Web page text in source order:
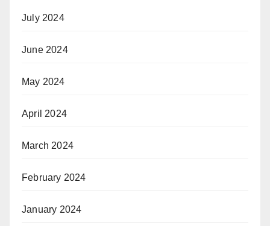
July 2024
June 2024
May 2024
April 2024
March 2024
February 2024
January 2024